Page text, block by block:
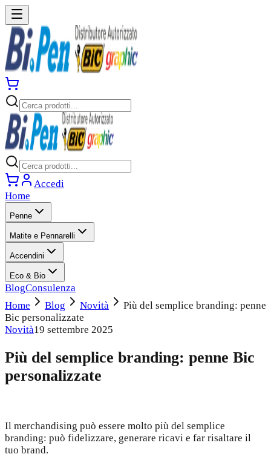
Accedi
Home
Penne
Matite e Pennarelli
Accendini
Eco & Bio
BlogConsulenza
Home
Blog Novità
Più del semplice branding: penne
Bic personalizzate
Novità19 settembre 2025
Più del semplice branding: penne Bic
personalizzate
Il merchandising può essere molto più del semplice
branding: può fidelizzare, generare ricavi e far risaltare il
tuo brand.